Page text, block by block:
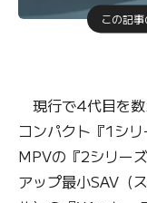
この記
現行で4代目を数
コンパクト『1シ
MPVの『2シリー
アップ最小SAV（